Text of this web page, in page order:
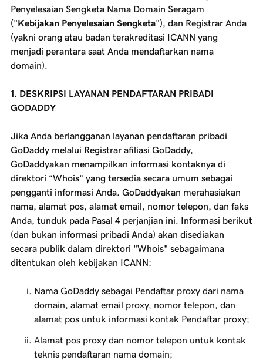
Penyelesaian Sengketa Nama Domain Seragam
("Kebijakan Penyelesaian Sengketa"), dan Registrar Anda
(yakni orang atau badan terakreditasi ICANN yang
menjadi perantara saat Anda mendaftarkan nama
domain).
1. DESKRIPSI LAYANAN PENDAFTARAN PRIBADI
GODADDY
Jika Anda berlangganan layanan pendaftaran pribadi
GoDaddy melalui Registrar afiliasi GoDaddy,
GoDaddyakan menampilkan informasi kontaknya di
direktori “Whois” yang tersedia secara umum sebagai
pengganti informasi Anda. GoDaddyakan merahasiakan
nama, alamat pos, alamat email, nomor telepon, dan faks
Anda, tunduk pada Pasal 4 perjanjian ini. Informasi berikut
(dan bukan informasi pribadi Anda) akan disediakan
secara publik dalam direktori "Whois" sebagaimana
ditentukan oleh kebijakan ICANN:
Nama GoDaddy sebagai Pendaftar proxy dari nama
domain, alamat email proxy, nomor telepon, dan
alamat pos untuk informasi kontak Pendaftar proxy;
Alamat pos proxy dan nomor telepon untuk kontak
teknis pendaftaran nama domain;